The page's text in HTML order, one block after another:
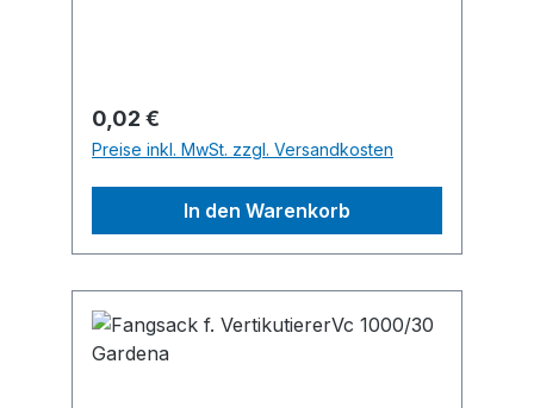
Regulärer Preis:
0,02 €
Preise inkl. MwSt. zzgl. Versandkosten
In den Warenkorb